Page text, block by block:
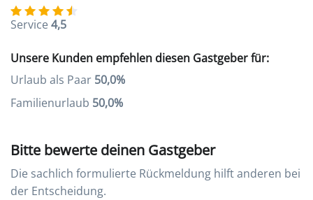
Service 4,5
Unsere Kunden empfehlen diesen Gastgeber für:
Urlaub als Paar 50,0%
Familienurlaub 50,0%
Bitte bewerte deinen Gastgeber
Die sachlich formulierte Rückmeldung hilft anderen bei
der Entscheidung.